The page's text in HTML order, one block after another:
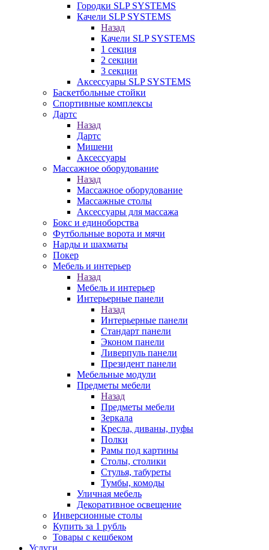
Городки SLP SYSTEMS
Качели SLP SYSTEMS
Назад
Качели SLP SYSTEMS
1 секция
2 секции
3 секции
Аксессуары SLP SYSTEMS
Баскетбольные стойки
Спортивные комплексы
Дартс
Назад
Дартс
Мишени
Аксессуары
Массажное оборудование
Назад
Массажное оборудование
Массажные столы
Аксессуары для массажа
Бокс и единоборства
Футбольные ворота и мячи
Нарды и шахматы
Покер
Мебель и интерьер
Назад
Мебель и интерьер
Интерьерные панели
Назад
Интерьерные панели
Стандарт панели
Эконом панели
Ливерпуль панели
Президент панели
Мебельные модули
Предметы мебели
Назад
Предметы мебели
Зеркала
Кресла, диваны, пуфы
Полки
Рамы под картины
Столы, столики
Стулья, табуреты
Тумбы, комоды
Уличная мебель
Декоративное освещение
Инверсионные столы
Купить за 1 рубль
Товары с кешбеком
Услуги